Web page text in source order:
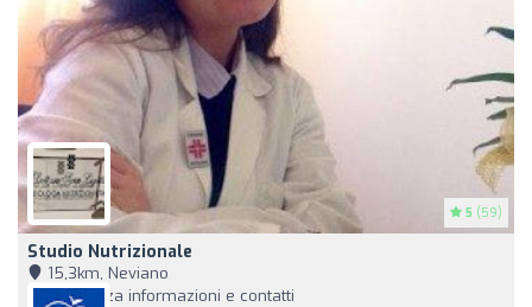
5 (59)
Studio Nutrizionale
15,3km, Neviano
Visualizza informazioni e contatti